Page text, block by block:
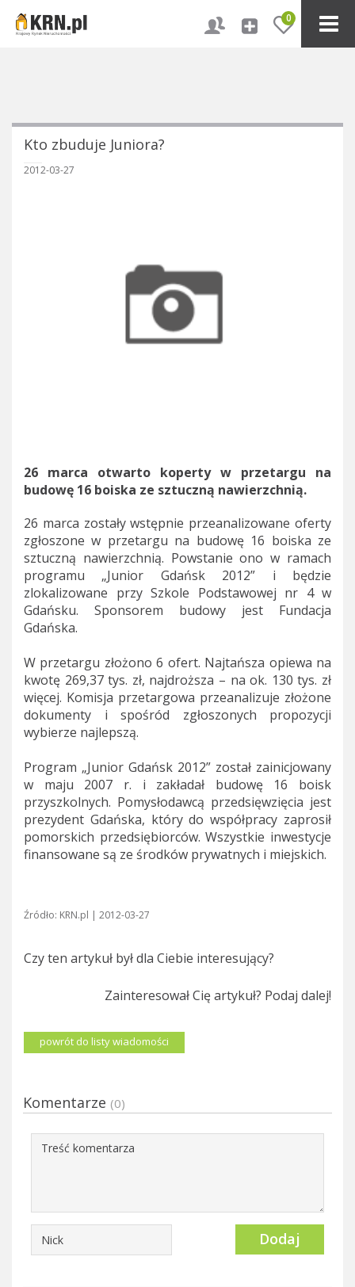
0
Kto zbuduje Juniora?
2012-03-27
26 marca otwarto koperty w przetargu na
budowę 16 boiska ze sztuczną nawierzchnią.
26 marca zostały wstępnie przeanalizowane oferty
zgłoszone w przetargu na budowę 16 boiska ze
sztuczną nawierzchnią. Powstanie ono w ramach
programu „Junior Gdańsk 2012” i będzie
zlokalizowane przy Szkole Podstawowej nr 4 w
Gdańsku. Sponsorem budowy jest Fundacja
Gdańska.
W przetargu złożono 6 ofert. Najtańsza opiewa na
kwotę 269,37 tys. zł, najdroższa – na ok. 130 tys. zł
więcej. Komisja przetargowa przeanalizuje złożone
dokumenty i spośród zgłoszonych propozycji
wybierze najlepszą.
Program „Junior Gdańsk 2012” został zainicjowany
w maju 2007 r. i zakładał budowę 16 boisk
przyszkolnych. Pomysłodawcą przedsięwzięcia jest
prezydent Gdańska, który do współpracy zaprosił
pomorskich przedsiębiorców. Wszystkie inwestycje
finansowane są ze środków prywatnych i miejskich.
Źródło: KRN.pl | 2012-03-27
Czy ten artykuł był dla Ciebie interesujący?
Zainteresował Cię artykuł? Podaj dalej!
powrót do listy wiadomości
Komentarze (0)
Dodaj